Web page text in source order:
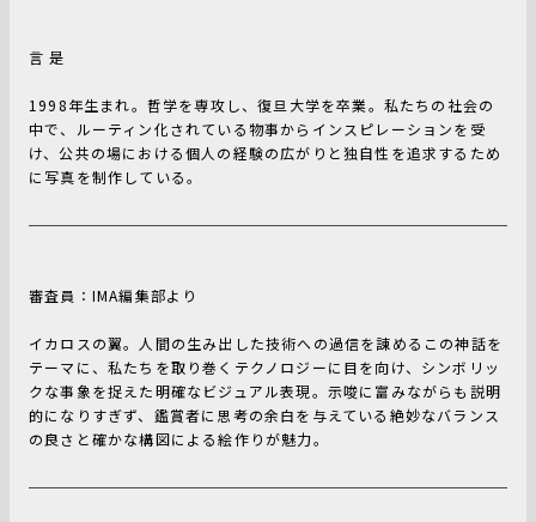
言 是
1998年生まれ。哲学を専攻し、復旦大学を卒業。私たちの社会の
中で、ルーティン化されている物事からインスピレーションを受
け、公共の場における個人の経験の広がりと独自性を追求するため
に写真を制作している。
審査員：IMA編集部より
イカロスの翼。人間の生み出した技術への過信を諌めるこの神話を
テーマに、私たちを取り巻くテクノロジーに目を向け、シンボリッ
クな事象を捉えた明確なビジュアル表現。示唆に富みながらも説明
的になりすぎず、鑑賞者に思考の余白を与えている絶妙なバランス
の良さと確かな構図による絵作りが魅力。